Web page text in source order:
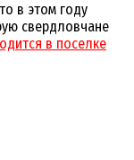
в этом году
свердловчане
в поселке